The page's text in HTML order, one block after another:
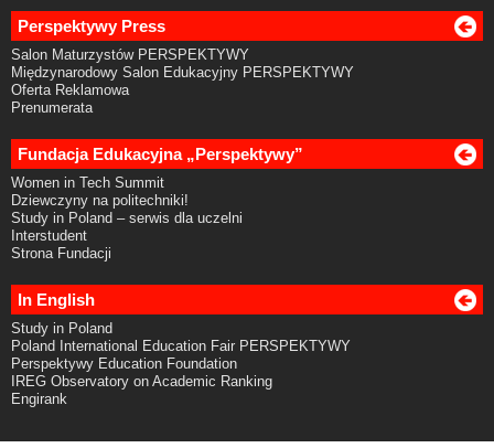
Perspektywy Press
Salon Maturzystów PERSPEKTYWY
Międzynarodowy Salon Edukacyjny PERSPEKTYWY
Oferta Reklamowa
Prenumerata
Fundacja Edukacyjna „Perspektywy”
Women in Tech Summit
Dziewczyny na politechniki!
Study in Poland – serwis dla uczelni
Interstudent
Strona Fundacji
In English
Study in Poland
Poland International Education Fair PERSPEKTYWY
Perspektywy Education Foundation
IREG Observatory on Academic Ranking
Engirank